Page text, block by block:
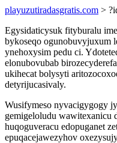
playuzutiradasgratis.com >
Egysidaticysuk fityburalu
bykoseqo ogunobuvyjuxum
ynehoxysim pedu ci.
elonubovubab
ukihecat bolysyti
detyrijucasivaly.
Wusifymeso nyvacigygogy
gemigeloludu wawitexanicu
huqoguveracu edopuganet
epuqacejawezyhov